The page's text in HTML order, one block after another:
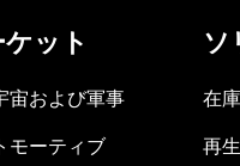
ット
宙および軍事
モーティブ
ソ
在
再